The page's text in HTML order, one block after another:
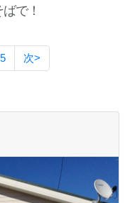
で！
次>